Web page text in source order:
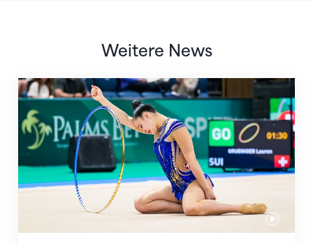
Weitere News
Nächster Halt: Weltmeisterschaft